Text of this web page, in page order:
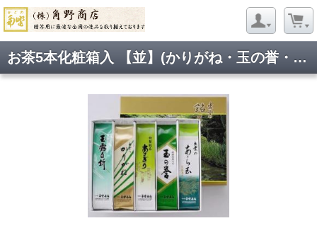
お茶5本化粧箱入 【並】(かりがね・玉の誉・あら玉・玉露白折・あさぎり)